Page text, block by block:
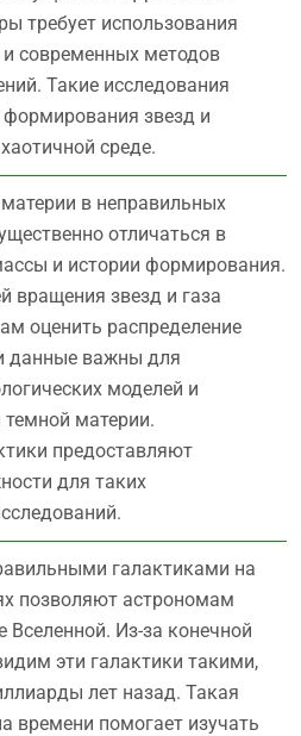
требует использования
современных методов
Такие исследования
звезд и
среде.
в неправильных
отличаться в
и истории формирования.
вращения звезд и газа
оценить распределение
данные важны для
моделей и
материи.
предоставляют
для таких
галактиками на
позволяют астрономам
Вселенной. Из-за конечной
эти галактики такими,
лет назад. Такая
времени помогает изучать